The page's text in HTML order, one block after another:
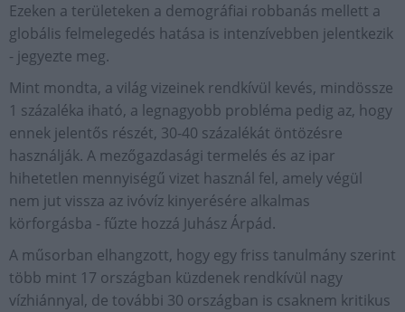
Ezeken a területeken a demográfiai robbanás mellett a
globális felmelegedés hatása is intenzívebben jelentkezik
- jegyezte meg.
Mint mondta, a világ vizeinek rendkívül kevés, mindössze
1 százaléka iható, a legnagyobb probléma pedig az, hogy
ennek jelentős részét, 30-40 százalékát öntözésre
használják. A mezőgazdasági termelés és az ipar
hihetetlen mennyiségű vizet használ fel, amely végül
nem jut vissza az ivóvíz kinyerésére alkalmas
körforgásba - fűzte hozzá Juhász Árpád.
A műsorban elhangzott, hogy egy friss tanulmány szerint
több mint 17 országban küzdenek rendkívül nagy
vízhiánnyal, de további 30 országban is csaknem kritikus